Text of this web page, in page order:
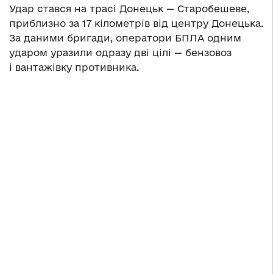
Удар стався на трасі Донецьк — Старобешеве,
приблизно за 17 кілометрів від центру Донецька.
За даними бригади, оператори БПЛА одним
ударом уразили одразу дві цілі — бензовоз
і вантажівку противника.